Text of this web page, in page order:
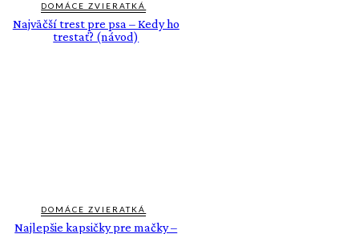
DOMÁCE ZVIERATKÁ
Najväčší trest pre psa – Kedy ho
trestať? (návod)
DOMÁCE ZVIERATKÁ
Najlepšie kapsičky pre mačky –